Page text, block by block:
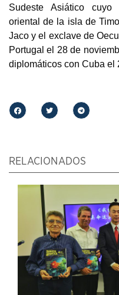
Sudeste Asiático cuyo
oriental de la isla de
Jaco y el exclave de
Portugal el 28 de
diplomáticos con Cuba el
RELACIONADOS